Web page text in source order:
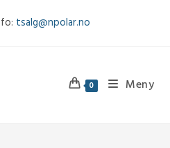
tsalg@npolar.no
0 Meny